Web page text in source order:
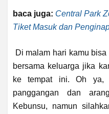
baca juga: Central Park
Tiket Masuk dan
Di malam hari kamu
bersama keluarga jika
ke tempat ini. Oh ya,
panggangan dan
Kebunsu, namun